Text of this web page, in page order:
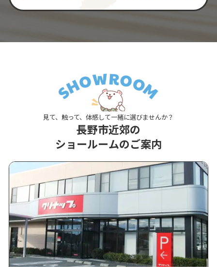
見て、触って、体感して一緒に選びませんか？
長野市近郊の
ショールームのご案内